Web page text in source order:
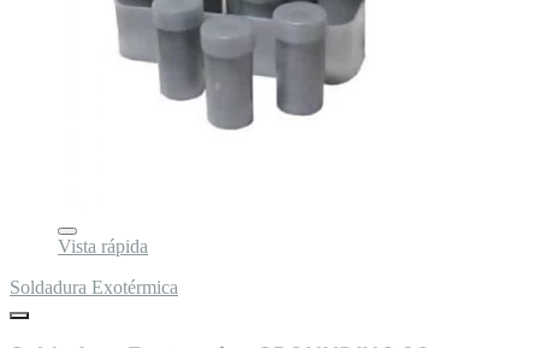
Vista rápida
Soldadura Exotérmica